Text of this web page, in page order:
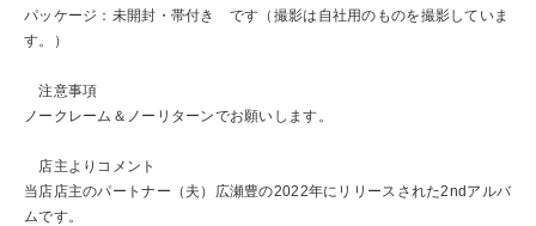
パッケージ：未開封・帯付き です（撮影は自社用のものを撮影していま
す。）
注意事項
ノークレーム＆ノーリターンでお願いします。
店主よりコメント
当店店主のパートナー（夫）広瀬豊の2022年にリリースされた2ndアルバ
ムです。